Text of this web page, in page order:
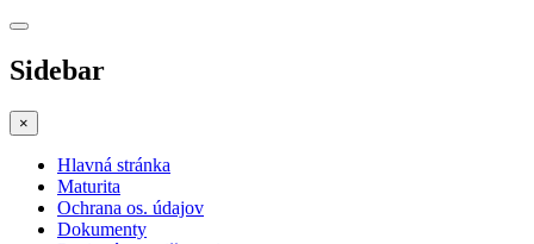
Sidebar
×
Hlavná stránka
Maturita
Ochrana os. údajov
Dokumenty